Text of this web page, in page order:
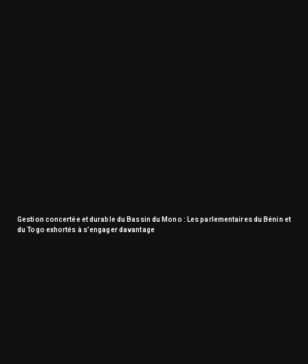
Gestion concertée et durable du Bassin du Mono : Les parlementaires du Bénin et
du Togo exhortés à s’engager davantage